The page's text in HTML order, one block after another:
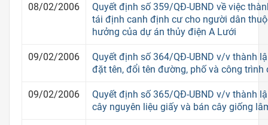
08/02/2006
Quyết định số 359/QĐ-UBND về việc
tái định canh định cư cho người dân
hưởng của dự án thủy điện A Lưới
09/02/2006
Quyết định số 364/QĐ-UBND v/v thành
đặt tên, đổi tên đường, phố và công trình
09/02/2006
Quyết định số 365/QĐ-UBND v/v thành
cây nguyên liệu giấy và bán cây giống